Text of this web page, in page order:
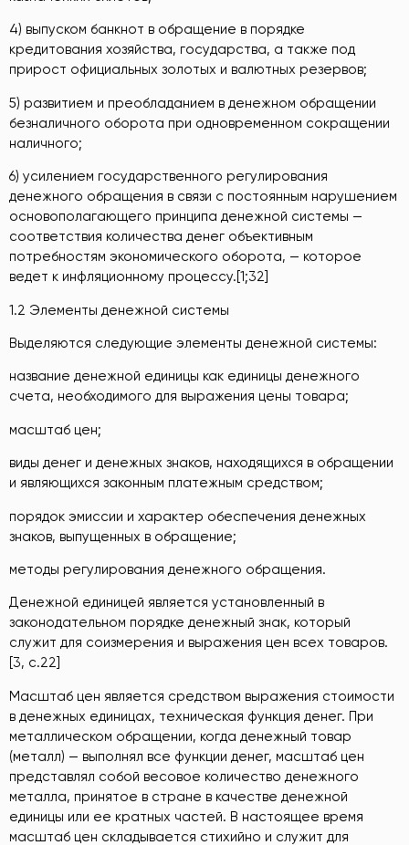
4) выпуском банкнот в обращение в порядке
кредитования хозяйства, государства, а также под
прирост официальных золотых и валютных резервов;
5) развитием и преобладанием в денежном обращении
безналичного оборота при одновременном сокращении
наличного;
6) усилением государственного регулирования
денежного обращения в связи с постоянным нарушением
основополагающего принципа денежной системы —
соответствия количества денег объективным
потребностям экономического оборота, — которое
ведет к инфляционному процессу.[1;32]
1.2 Элементы денежной системы
Выделяются следующие элементы денежной системы:
название денежной единицы как единицы денежного
счета, необходимого для выражения цены товара;
масштаб цен;
виды денег и денежных знаков, находящихся в обращении
и являющихся законным платежным средством;
порядок эмиссии и характер обеспечения денежных
знаков, выпущенных в обращение;
методы регулирования денежного обращения.
Денежной единицей является установленный в
законодательном порядке денежный знак, который
служит для соизмерения и выражения цен всех товаров.
[3, с.22]
Масштаб цен является средством выражения стоимости
в денежных единицах, техническая функция денег. При
металлическом обращении, когда денежный товар
(металл) — выполнял все функции денег, масштаб цен
представлял собой весовое количество денежного
металла, принятое в стране в качестве денежной
единицы или ее кратных частей. В настоящее время
масштаб цен складывается стихийно и служит для